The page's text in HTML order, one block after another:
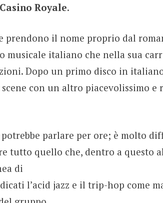
Casino Royale.
prendono il nome proprio dal
musicale italiano che nella sua
Dopo un primo disco in
con un altro piacevolissimo
parlare per ore; è molto
tutto quello che, dentro a questo
di
l’acid jazz e il trip-hop come